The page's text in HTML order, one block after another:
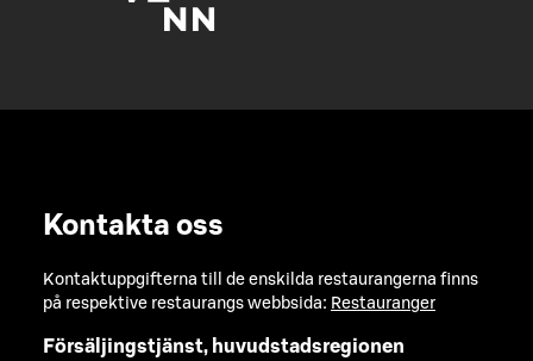
Kontakta oss
Kontaktuppgifterna till de enskilda restaurangerna finns
på respektive restaurangs webbsida: Restauranger
Försäljingstjänst, huvudstadsregionen